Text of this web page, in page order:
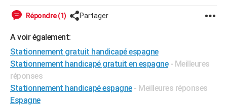
Art de vivre
Bien-être
Loisirs
Mode
Modes de vie
SANTE
VOYAGE
Destinations
City break
Voyage nature
Voyage de noces
Forum
Climat
+PHOTO
GUIDES D'ACHAT
BONS PLANS
Répondre (1) Partager
A voir également:
Stationnement gratuit handicapé espagne
Stationnement handicapé gratuit en espagne - Meilleures
réponses
Stationnement handicapé espagne - Meilleures réponses
Espagne